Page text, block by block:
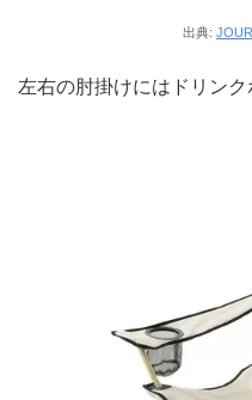
出典:
左右の肘掛けにはドリンク